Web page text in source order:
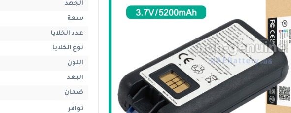
الجهد
سعة
عدد الخلايا
نوع الخلايا
اللون
البعد
ضمان
توافر